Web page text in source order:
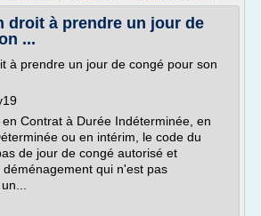
droit à prendre un jour de
...
à prendre un jour de congé pour son
Contrat à Durée Indéterminée, en
ou en intérim, le code du
de jour de congé autorisé et
qui n'est pas